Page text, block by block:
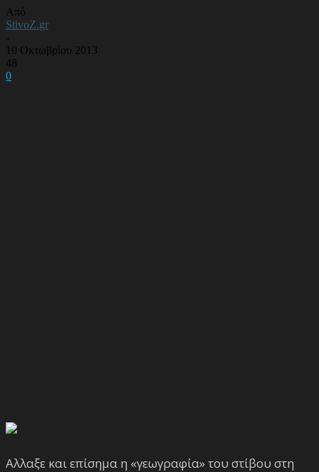
Από
StivoZ.gr
-
10 Οκτωβρίου 2013
48
0
Αλλαξε και επίσημα η «γεωγραφία» του στίβου στη